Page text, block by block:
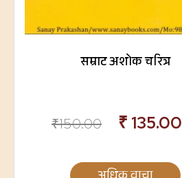
सम्राट अशोक चरित्र
₹150.00 ₹ 135.00